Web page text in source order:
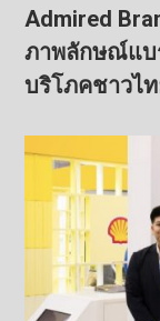
Admired
ภาพลักษณ์แ
บริโภคชาวไ